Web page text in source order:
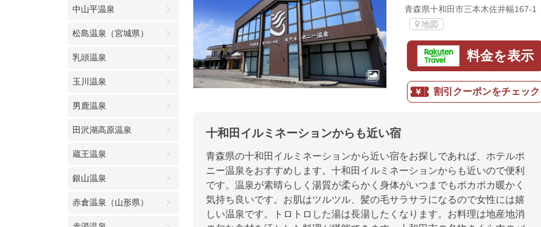
中山平温泉
松島温泉（宮城県）
乳頭温泉
玉川温泉
男鹿温泉
田沢湖高原温泉
蔵王温泉
銀山温泉
赤倉温泉（山形県）
青森県十和田市三本木佐井幅167-1
地図
料金を表示
割引クーポンをチェック
十和田イルミネーションからも近い宿
青森県の十和田イルミネーションから近い宿をお探しであれば、ホテルポ
ニー温泉をおすすめします。十和田イルミネーションからも近いので便利
です。温泉が素晴らしく湯質が柔らかく身体がいつまでもポカポカ暖かく
気持ち良いです。お肌はツルツル、髪の毛サラサラになるので女性には嬉
しい温泉です。トロトロした湯は長湯したくなります。お料理は地産地消